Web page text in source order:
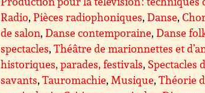
Radio,Pièces radiophoniques,Danse,
de salon,Danse contemporaine,Danse
spectacles,Théâtre de marionnettes et
historiques, parades, festivals, Spectacles
savants,Tauromachie,Musique,Théorie